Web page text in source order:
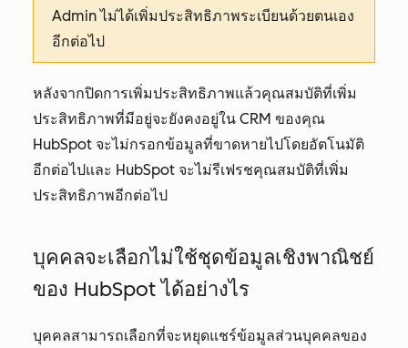
Admin ไม่ได้เพิ่มประสิทธิภาพระเบียนด้วยตนเอง
อีกต่อไป
หลังจากปิดการเพิ่มประสิทธิภาพแล้วคุณสมบัติที่เพิ่ม
ประสิทธิภาพที่มีอยู่จะยังคงอยู่ใน CRM ของคุณ
HubSpot จะไม่กรอกข้อมูลที่ขาดหายไปโดยอัตโนมัติ
อีกต่อไปและ HubSpot จะไม่รีเฟรชคุณสมบัติที่เพิ่ม
ประสิทธิภาพอีกต่อไป
บุคคลจะเลือกไม่ใช้ชุดข้อมูลเชิงพาณิชย์
ของ HubSpot ได้อย่างไร
บุคคลสามารถเลือกที่จะหยุดแชร์ข้อมูลส่วนบุคคลของ